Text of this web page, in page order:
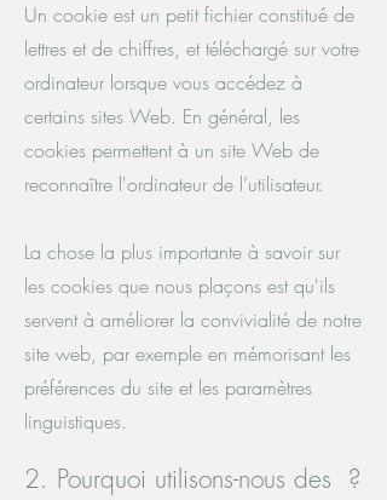
Un cookie est un petit fichier constitué de
lettres et de chiffres, et téléchargé sur votre
ordinateur lorsque vous accédez à
certains sites Web. En général, les
cookies permettent à un site Web de
reconnaître l'ordinateur de l’utilisateur.
La chose la plus importante à savoir sur
les cookies que nous plaçons est qu'ils
servent à améliorer la convivialité de notre
site web, par exemple en mémorisant les
préférences du site et les paramètres
linguistiques.
2. Pourquoi utilisons-nous des ?